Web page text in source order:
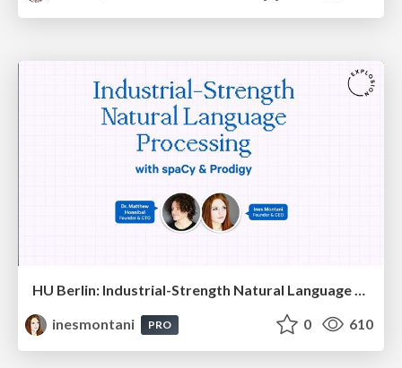
HU Berlin: Industrial-Strength Natural Language Processing with spaCy and Prodigy
inesmontani
PRO 0 610